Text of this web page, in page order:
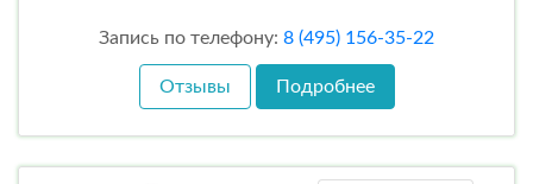
Запись по телефону: 8 (495) 156-35-22
Отзывы Подробнее